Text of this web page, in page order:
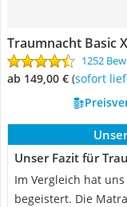
Traumnacht Basic
1252
ab 149,00 € ( Sofort
Unser Fazit für
Im Vergleich hat
begeistert. Die